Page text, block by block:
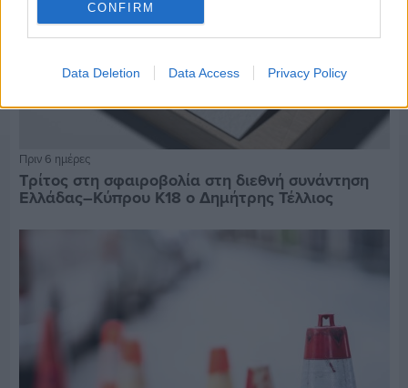
CONFIRM
Data Deletion Data Access Privacy Policy
Πριν 6 ημέρες
Τρίτος στη σφαιροβολία στη διεθνή συνάντηση
Ελλάδας–Κύπρου Κ18 ο Δημήτρης Τέλλιος